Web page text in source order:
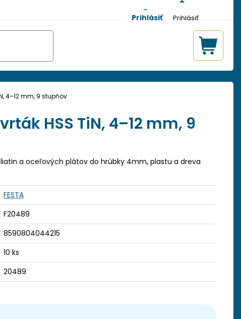
Prihlásiť
4–12 mm, 9 stupňov
HSS TiN, 4–12 mm, 9
a oceľových plátov do hrúbky 4mm, plastu a dreva
FESTA
F20489
8590804044215
10 ks
20489